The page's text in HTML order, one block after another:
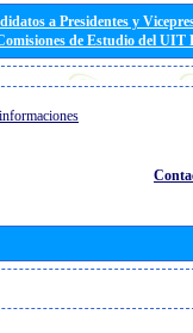
a Presidentes y
de Estudio del